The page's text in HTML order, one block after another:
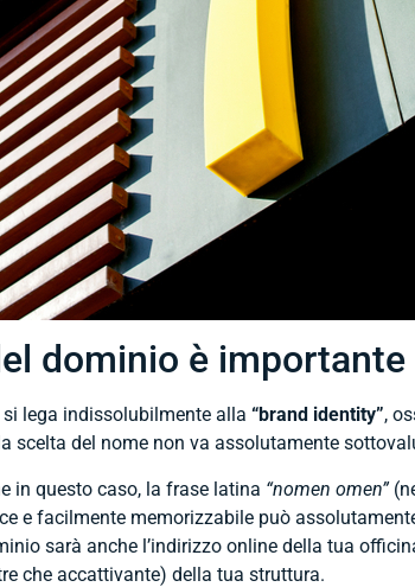
dominio è importante
lega indissolubilmente alla “brand identity”,
scelta del nome non va assolutamente
in questo caso, la frase latina “nomen omen”
e facilmente memorizzabile può
sarà anche l’indirizzo online della tua
che accattivante) della tua struttura.